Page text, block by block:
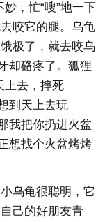
，忙“嗖”地一下
咬它的腿。乌龟
极了，就去咬乌
却硌疼了。狐狸
上去，摔死
到天上去玩
我把你扔进火盆
想找个火盆烤烤
乌龟很聪明，它
己的好朋友青